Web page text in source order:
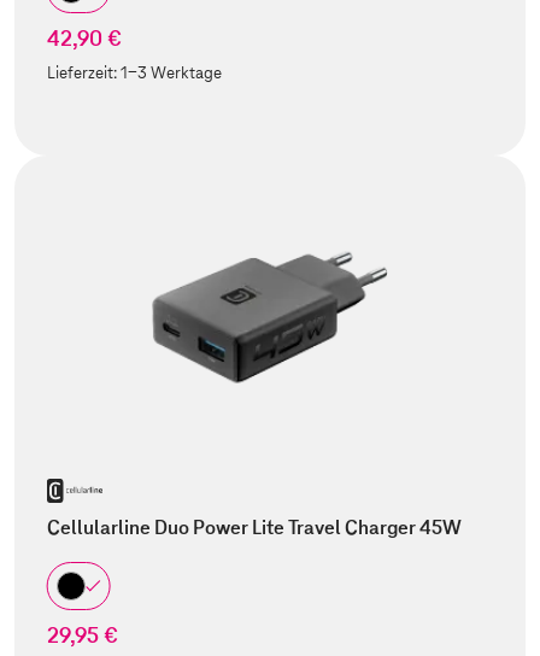
42,90 €
Lieferzeit:1-3 Werktage
Cellularline Duo Power Lite Travel Charger 45W
29,95 €